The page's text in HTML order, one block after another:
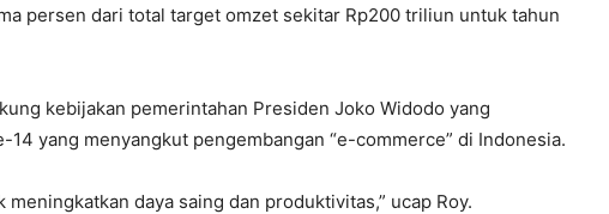
persen dari total target omzet sekitar Rp200 triliun untuk tahun
kebijakan pemerintahan Presiden Joko Widodo yang
14 yang menyangkut pengembangan “e-commerce” di Indonesia.
meningkatkan daya saing dan produktivitas,” ucap Roy.